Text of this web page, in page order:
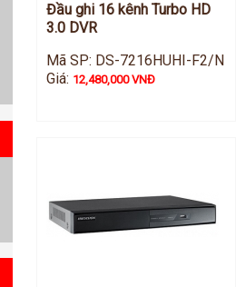
Đầu ghi 16 kênh Turbo HD
3.0 DVR
Mã SP: DS-7216HUHI-F2/N
Giá: 12,480,000 VNĐ